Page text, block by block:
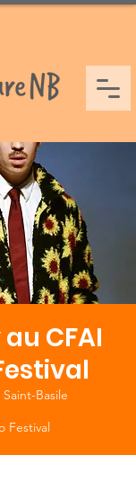
CFAI
Saint-Basile
Festival